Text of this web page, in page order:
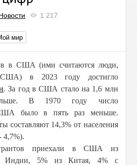
1 217
мир
в США (ими считаются люди,
в 2023 году достигло
. За год в США стало на 1,6 млн
В 1970 году число
было в пять раз меньше.
составляют 14,3% от населения
приехали в США из
Индии, 5% из Китая, 4% с